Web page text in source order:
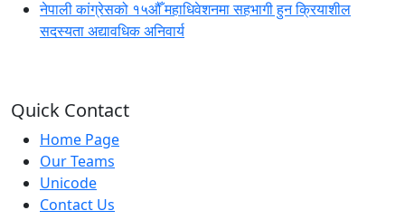
नेपाली कांग्रेसको १५औँ महाधिवेशनमा सहभागी हुन क्रियाशील
सदस्यता अद्यावधिक अनिवार्य
Quick Contact
Home Page
Our Teams
Unicode
Contact Us